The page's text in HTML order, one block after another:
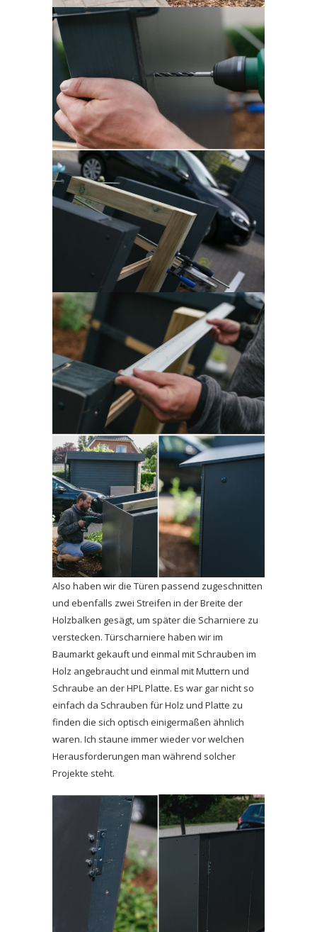
Also haben wir die Türen passend zugeschnitten
und ebenfalls zwei Streifen in der Breite der
Holzbalken gesägt, um später die Scharniere zu
verstecken. Türscharniere haben wir im
Baumarkt gekauft und einmal mit Schrauben im
Holz angebraucht und einmal mit Muttern und
Schraube an der HPL Platte. Es war gar nicht so
einfach da Schrauben für Holz und Platte zu
finden die sich optisch einigermaßen ähnlich
waren. Ich staune immer wieder vor welchen
Herausforderungen man während solcher
Projekte steht.